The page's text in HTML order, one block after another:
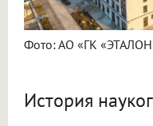
Фото: АО «ГК
История